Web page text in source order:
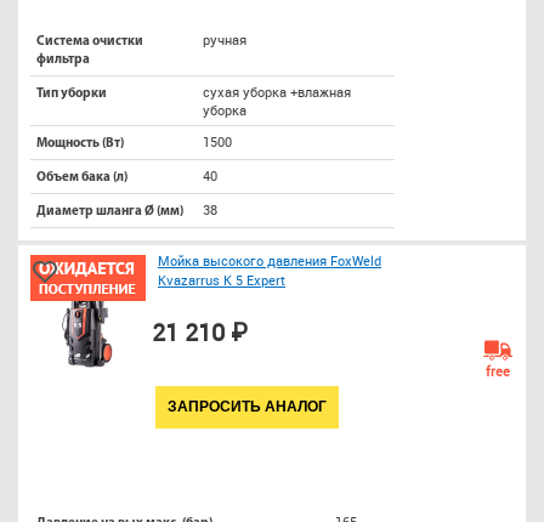
Система очистки
фильтра
ручная
Тип уборки
сухая уборка +влажная
уборка
Мощность (Вт) 1500
Объем бака (л) 40
Диаметр шланга Ø (мм) 38
Мойка высокого давления FoxWeld
Kvazarrus K 5 Expert
21 210 ₽
ЗАПРОСИТЬ АНАЛОГ
free